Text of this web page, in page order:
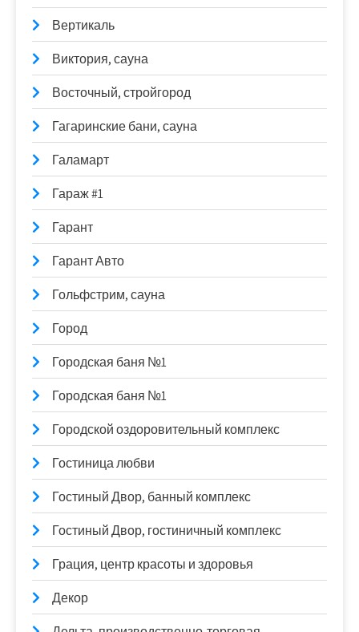
Вертикаль
Виктория, сауна
Восточный, стройгород
Гагаринские бани, сауна
Галамарт
Гараж #1
Гарант
Гарант Авто
Гольфстрим, сауна
Город
Городская баня №1
Городская баня №1
Городской оздоровительный комплекс
Гостиница любви
Гостиный Двор, банный комплекс
Гостиный Двор, гостиничный комплекс
Грация, центр красоты и здоровья
Декор